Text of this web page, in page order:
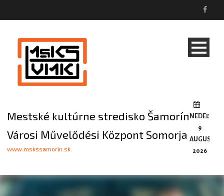
Mestské kultúrne stredisko Šamorín
Városi Művelődési Központ Somorja
www.mskssamorin.sk
NEDEĽA,
9
AUGUSTA,
2026